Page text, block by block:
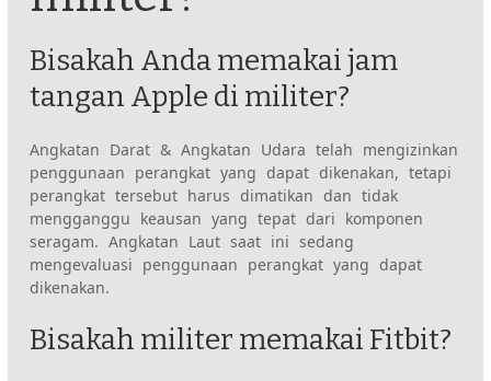
Bisakah Anda memakai jam
tangan Apple di militer?
Angkatan Darat & Angkatan Udara telah mengizinkan
penggunaan perangkat yang dapat dikenakan, tetapi
perangkat tersebut harus dimatikan dan tidak
mengganggu keausan yang tepat dari komponen
seragam. Angkatan Laut saat ini sedang
mengevaluasi penggunaan perangkat yang dapat
dikenakan.
Bisakah militer memakai Fitbit?